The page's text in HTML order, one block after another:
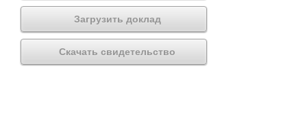
Загрузить доклад
Скачать свидетельство